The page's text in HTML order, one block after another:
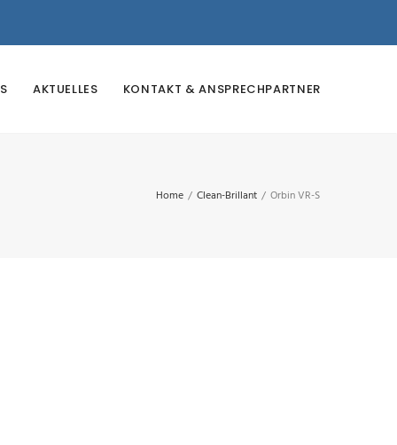
AKTUELLES KONTAKT & ANSPRECHPARTNER
Home / Clean-Brillant / Orbin VR-S